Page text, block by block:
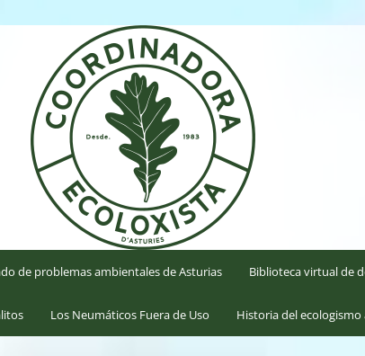
de problemas ambientales de Asturias Biblioteca virtual de
Los Neumáticos Fuera de Uso Historia del